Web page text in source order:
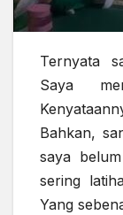
Ternyata
Saya
Bahkan,
saya
sering
Yang